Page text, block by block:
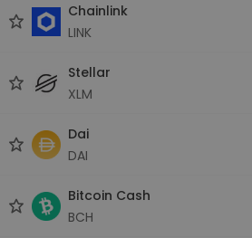
Chainlink
LINK
Stellar
XLM
Dai
DAI
Bitcoin Cash
BCH